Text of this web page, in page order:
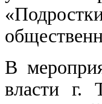
В
власти г.